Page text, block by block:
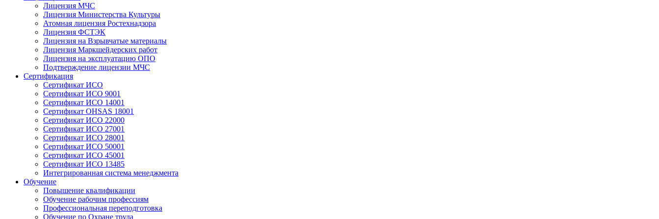
Лицензия МЧС
Лицензия Министерства Культуры
Атомная лицензия Ростехнадзора
Лицензия ФСТЭК
Лицензия на Взрывчатые материалы
Лицензия Маркшейдерских работ
Лицензия на эксплуатацию ОПО
Подтверждение лицензии МЧС
Сертификация
Сертификат ИСО
Сертификат ИСО 9001
Сертификат ИСО 14001
Сертификат OHSAS 18001
Сертификат ИСО 22000
Сертификат ИСО 27001
Сертификат ИСО 28001
Сертификат ИСО 50001
Сертификат ИСО 45001
Сертификат ИСО 13485
Интегрированная система менеджмента
Обучение
Повышение квалификации
Обучение рабочим профессиям
Профессиональная переподготовка
Обучение по Охране труда